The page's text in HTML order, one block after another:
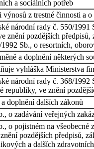
a sociálních potřeb
z trestné činnosti a
národní rady č. 550/
znění pozdějších
Sb., o resortních,
a doplnění některých
vyhláška Ministerstva
národní rady č. 368/
republiky, ve znění
doplnění dalších zákonů
o zadávání veřejných
o pojistném na
pozdějších předpisů,
a dalších